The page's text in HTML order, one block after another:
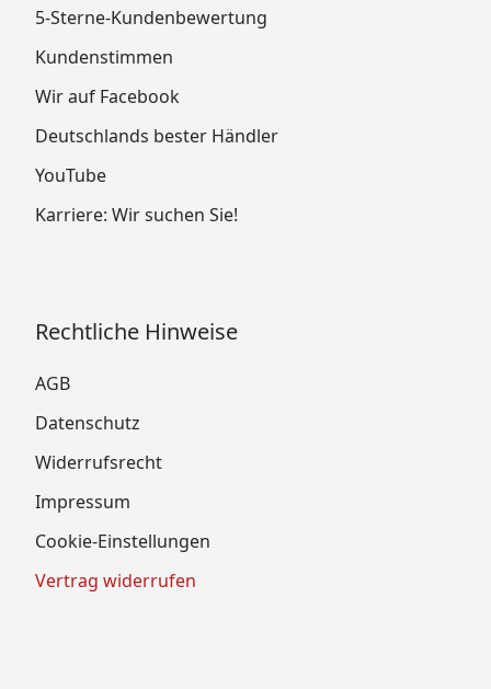
5-Sterne-Kundenbewertung
Kundenstimmen
Wir auf Facebook
Deutschlands bester Händler
YouTube
Karriere: Wir suchen Sie!
Rechtliche Hinweise
AGB
Datenschutz
Widerrufsrecht
Impressum
Cookie-Einstellungen
Vertrag widerrufen